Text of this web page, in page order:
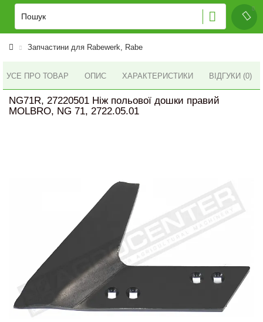
Запчастини для Rabewerk, Rabe
УСЕ ПРО ТОВАР ОПИС ХАРАКТЕРИСТИКИ ВІДГУКИ (0)
NG71R, 27220501 Ніж польової дошки правий
MOLBRO, NG 71, 2722.05.01